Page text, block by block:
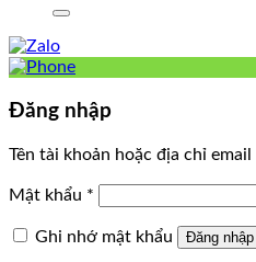
Đăng nhập
Tên tài khoản hoặc địa chỉ email
Mật khẩu *
Ghi nhớ mật khẩu Đăng nhập